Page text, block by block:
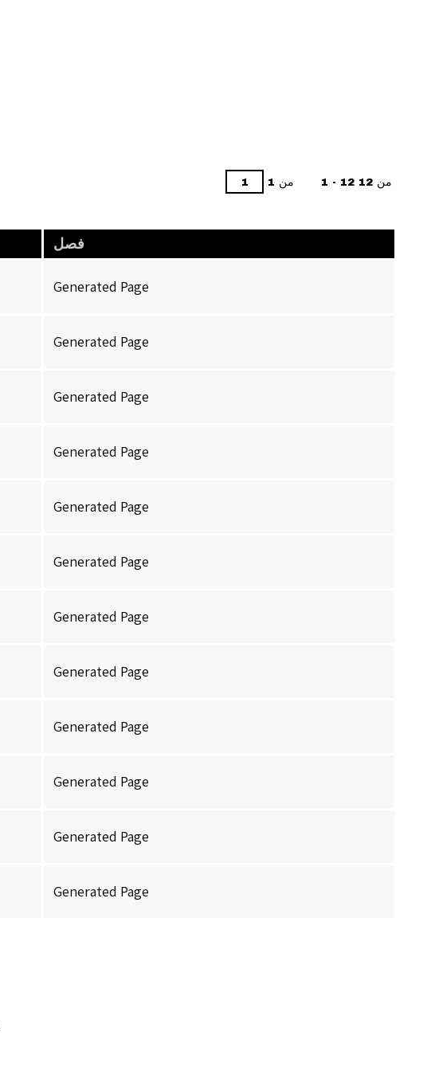
من 1 1 - 12 من 12
فصل
Generated Page
Generated Page
Generated Page
Generated Page
Generated Page
Generated Page
Generated Page
Generated Page
Generated Page
Generated Page
Generated Page
Generated Page